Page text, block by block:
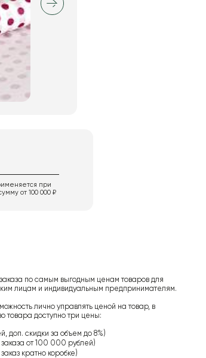
при
от 100 000 ₽
по самым выгодным ценам товаров для
лицам и индивидуальным предпринимателям.
лично управлять ценой на товар, в
товара доступно три цены:
доп. скидки за объем до 8%)
от 100 000 рублей)
кратно коробке)